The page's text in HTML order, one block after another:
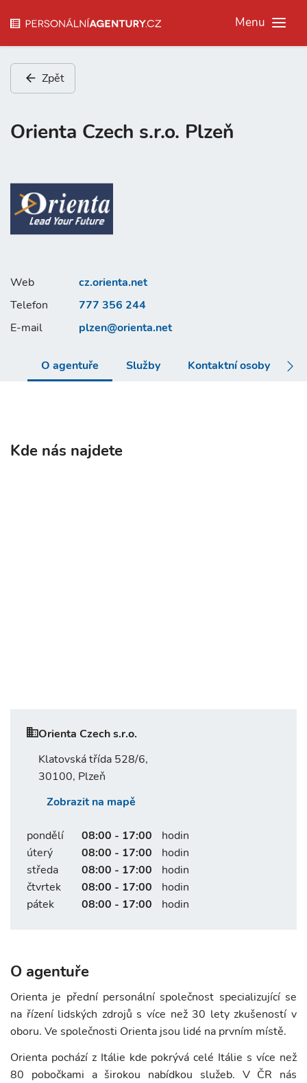
Menu
Zpět
Orienta Czech s.r.o. Plzeň
Web
cz.orienta.net
Telefon
777 356 244
E-mail
plzen@orienta.net
O agentuře Služby Kontaktní osoby
Kde nás najdete
Orienta Czech s.r.o.
Klatovská třída 528/6,
30100, Plzeň
Zobrazit na mapě
pondělí 08:00 - 17:00
hodin
úterý
08:00 - 17:00
hodin
středa
08:00 - 17:00
hodin
čtvrtek
08:00 - 17:00
hodin
pátek
08:00 - 17:00 hodin
O agentuře
Orienta je přední personální společnost specializující se
na řízení lidských zdrojů s více než 30 lety zkušeností v
oboru. Ve společnosti Orienta jsou lidé na prvním místě.
Orienta pochází z Itálie kde pokrývá celé Itálie s více než
80 pobočkami a širokou nabídkou služeb. V ČR nás